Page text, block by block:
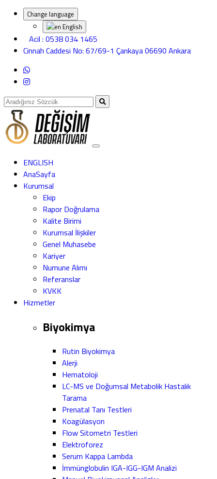
Change language
English
Acil : 0538 034 1465
Cinnah Caddesi No: 67/69-1 Çankaya 06690 Ankara
ENGLISH
AnaSayfa
Kurumsal
Ekip
Rapor Doğrulama
Kalite Birimi
Kurumsal İlişkiler
Genel Muhasebe
Kariyer
Numune Alımı
Referanslar
KVKK
Hizmetler
Biyokimya
Rutin Biyokimya
Alerji
Hematoloji
LC-MS ve Doğumsal Metabolik Hastalık
Tarama
Prenatal Tanı Testleri
Koagülasyon
Flow Sitometri Testleri
Elektroforez
Serum Kappa Lambda
İmmünglobulin IGA-IGG-IGM Analizi